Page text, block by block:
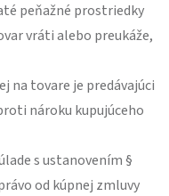
peňažné prostriedky
vráti alebo preukáže,
na tovare je predávajúci
nároku kupujúceho
s ustanovením §
od kúpnej zmluvy